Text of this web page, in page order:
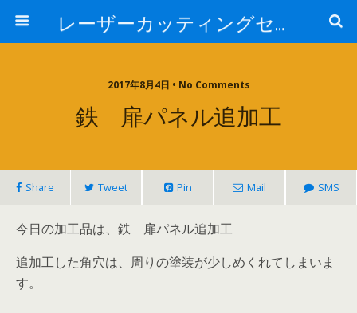
レーザーカッティングセンター 株式会社 中本鉄工所
2017年8月4日 • No Comments
鉄 扉パネル追加工
Share Tweet Pin Mail SMS
今日の加工品は、鉄 扉パネル追加工
追加工した角穴は、周りの塗装が少しめくれてしまいま
す。